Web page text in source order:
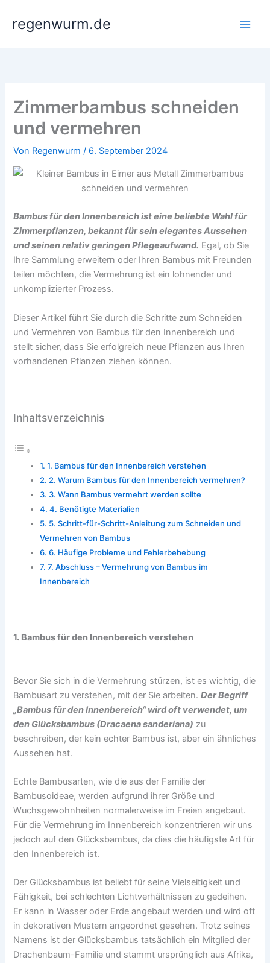
Inhalt
springen
regenwurm.de
Zimmerbambus schneiden
und vermehren
Von Regenwurm/ 6. September 2024
Bambus für den Innenbereich ist eine beliebte Wahl für
Zimmerpflanzen, bekannt für sein elegantes Aussehen
und seinen relativ geringen Pflegeaufwand. Egal, ob Sie
Ihre Sammlung erweitern oder Ihren Bambus mit Freunden
teilen möchten, die Vermehrung ist ein lohnender und
unkomplizierter Prozess.
Dieser Artikel führt Sie durch die Schritte zum Schneiden
und Vermehren von Bambus für den Innenbereich und
stellt sicher, dass Sie erfolgreich neue Pflanzen aus Ihren
vorhandenen Pflanzen ziehen können.
Inhaltsverzeichnis
1. Bambus für den Innenbereich verstehen
2. Warum Bambus für den Innenbereich vermehren?
3. Wann Bambus vermehrt werden sollte
4. Benötigte Materialien
5. Schritt-für-Schritt-Anleitung zum Schneiden und
Vermehren von Bambus
6. Häufige Probleme und Fehlerbehebung
7. Abschluss – Vermehrung von Bambus im
Innenbereich
1. Bambus für den Innenbereich verstehen
Bevor Sie sich in die Vermehrung stürzen, ist es wichtig, die
Bambusart zu verstehen, mit der Sie arbeiten.Der Begriff
„Bambus für den Innenbereich“ wird oft verwendet, um
den Glücksbambus (Dracaena sanderiana) zu
beschreiben, der kein echter Bambus ist, aber ein ähnliches
Aussehen hat.
Echte Bambusarten, wie die aus der Familie der
Bambusoideae, werden aufgrund ihrer Größe und
Wuchsgewohnheiten normalerweise im Freien angebaut.
Für die Vermehrung im Innenbereich konzentrieren wir uns
jedoch auf den Glücksbambus, da dies die häufigste Art für
den Innenbereich ist.
Der Glücksbambus ist beliebt für seine Vielseitigkeit und
Fähigkeit, bei schlechten Lichtverhältnissen zu gedeihen.
Er kann in Wasser oder Erde angebaut werden und wird oft
in dekorativen Mustern angeordnet gesehen. Trotz seines
Namens ist der Glücksbambus tatsächlich ein Mitglied der
Drachenbaum-Familie und stammt ursprünglich aus Afrika,